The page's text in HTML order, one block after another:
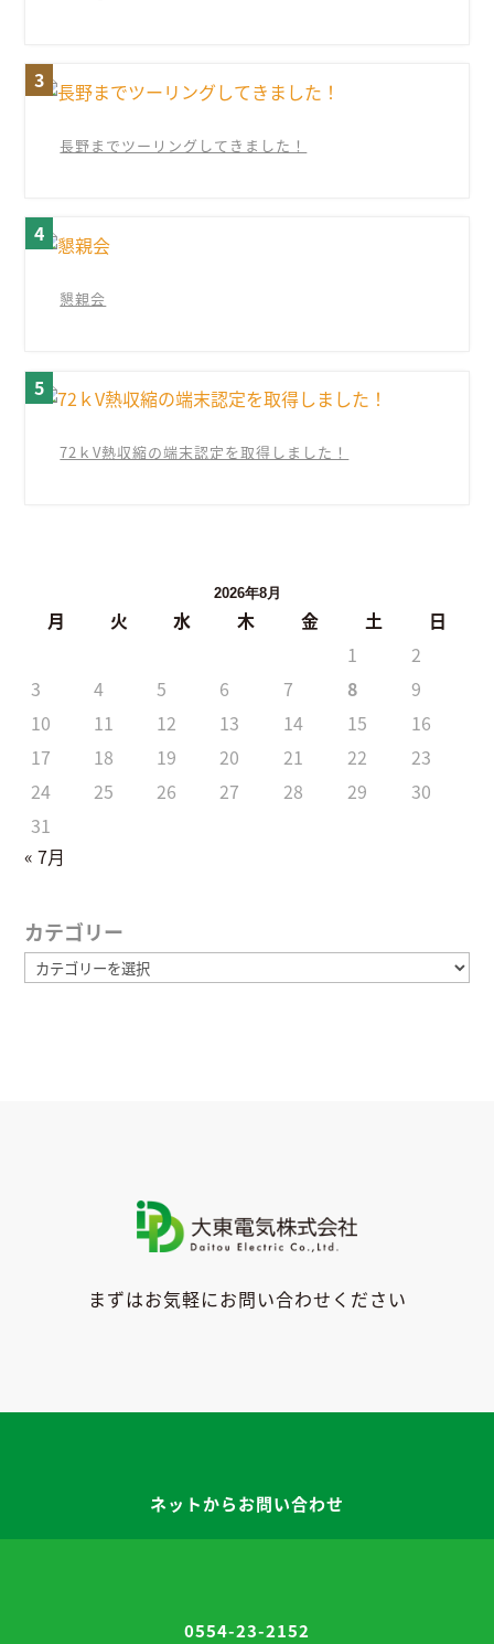
長野までツーリングしてきました！
懇親会
72ｋV熱収縮の端末認定を取得しました！
2026年8月
月 火 水 木 金 土
日
1
2
3
4 5 6 7 8
9
10
11 12 13 14 15
16
17
18 19 20 21 22
23
24
25 26 27 28 29
30
31
« 7月
カテゴリー
カ
テ
まずはお気軽にお問い合わせください
ネットからお問い合わせ
0554-23-2152